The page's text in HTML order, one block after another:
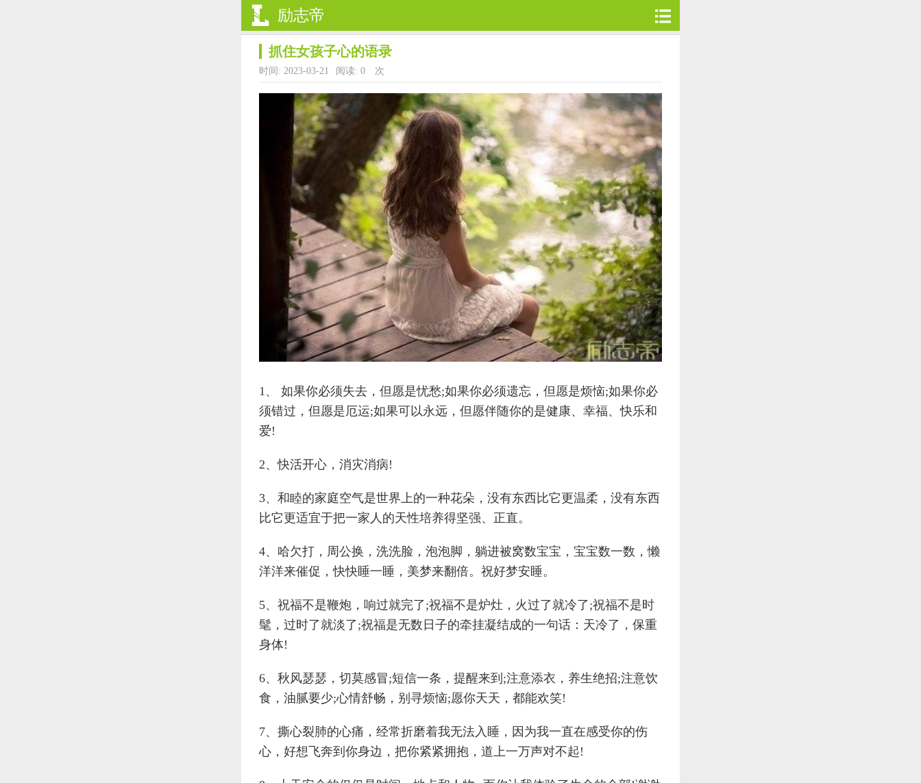
励志帝
抓住女孩子心的语录
时间: 2023-03-21 阅读: 0 次
1、 如果你必须失去，但愿是忧愁;如果你必须遗忘，但愿是烦恼;如果你必
须错过，但愿是厄运;如果可以永远，但愿伴随你的是健康、幸福、快乐和
爱!
2、快活开心，消灾消病!
3、和睦的家庭空气是世界上的一种花朵，没有东西比它更温柔，没有东西
比它更适宜于把一家人的天性培养得坚强、正直。
4、哈欠打，周公换，洗洗脸，泡泡脚，躺进被窝数宝宝，宝宝数一数，懒
洋洋来催促，快快睡一睡，美梦来翻倍。祝好梦安睡。
5、祝福不是鞭炮，响过就完了;祝福不是炉灶，火过了就冷了;祝福不是时
髦，过时了就淡了;祝福是无数日子的牵挂凝结成的一句话：天冷了，保重
身体!
6、秋风瑟瑟，切莫感冒;短信一条，提醒来到;注意添衣，养生绝招;注意饮
食，油腻要少;心情舒畅，别寻烦恼;愿你天天，都能欢笑!
7、撕心裂肺的心痛，经常折磨着我无法入睡，因为我一直在感受你的伤
心，好想飞奔到你身边，把你紧紧拥抱，道上一万声对不起!